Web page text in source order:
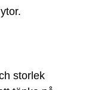
storlek